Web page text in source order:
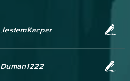
JestemKacper
Duman1222